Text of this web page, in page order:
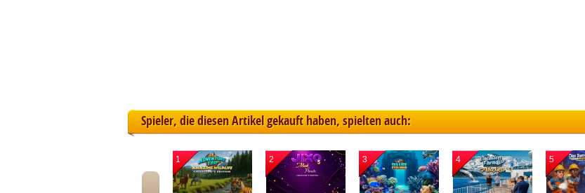
Spieler, die diesen Artikel gekauft haben, spielten auch:
1 2 3 4 5